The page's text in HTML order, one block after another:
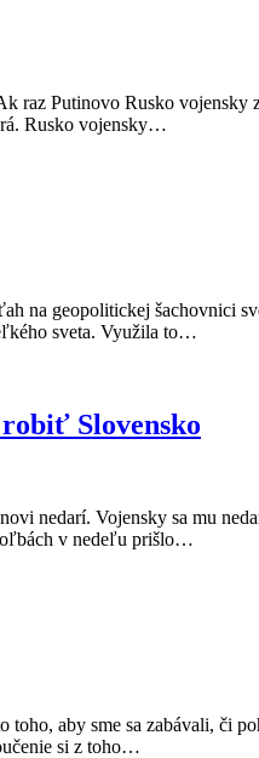
raz Putinovo Rusko
Rusko vojensky…
geopolitickej šachovnici
sveta. Využila to…
Slovensko
nedarí. Vojensky sa mu
v nedeľu prišlo…
aby sme sa zabávali,
si z toho…